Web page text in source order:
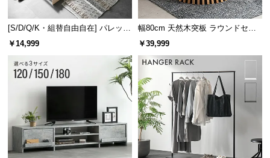
[S/D/Q/K・組替自由自在] パレット
ベッド 8/12/16枚セット
￥14,999
幅80cm 天然木突板 ラウンドセン
ターテーブル 美しい格子デザイン
￥39,999